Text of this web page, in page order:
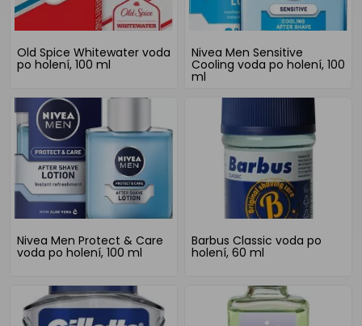
Old Spice Whitewater voda
po holení, 100 ml
Nivea Men Sensitive
Cooling voda po holení, 100
ml
Nivea Men Protect & Care
voda po holení, 100 ml
Barbus Classic voda po
holení, 60 ml